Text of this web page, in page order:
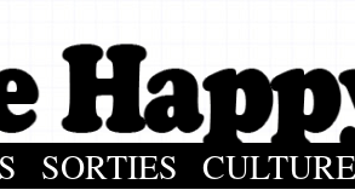
SORTIES CULTURE